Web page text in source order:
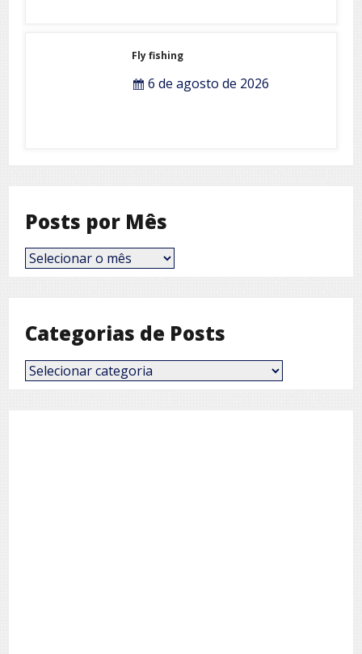
Fly fishing
6 de agosto de 2026
Posts por Mês
Posts
por
Categorias de Posts
Categorias
de